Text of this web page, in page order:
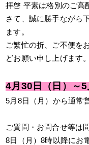
拝啓 平素は格別のご高
さて、誠に勝手ながら
ます。
ご繁忙の折、ご不便を
どお願い申し上げます。
4月30日（日）～
5月8日（月）から通常
ご質問・お問合せ等は
8日（月）8時以降にお